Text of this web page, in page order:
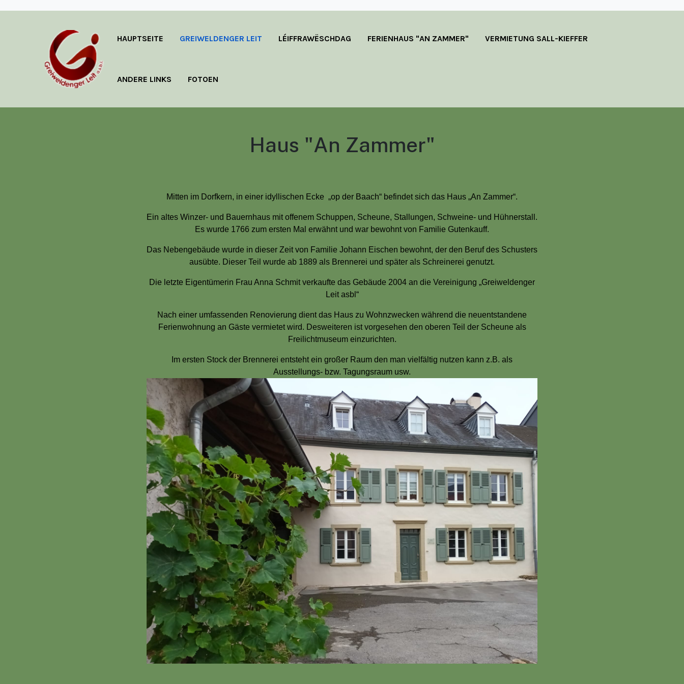
HAUPTSEITE GREIWELDENGER LEIT LÉIFFRAWËSCHDAG FERIENHAUS "AN ZAMMER" VERMIETUNG SALL-KIEFFER
ANDERE LINKS FOTOEN
Haus "An Zammer"
Mitten im Dorfkern, in einer idyllischen Ecke „op der Baach“ befindet sich das Haus „An Zammer“.
Ein altes Winzer- und Bauernhaus mit offenem Schuppen, Scheune, Stallungen, Schweine- und Hühnerstall.
Es wurde 1766 zum ersten Mal erwähnt und war bewohnt von Familie Gutenkauff.
Das Nebengebäude wurde in dieser Zeit von Familie Johann Eischen bewohnt, der den Beruf des Schusters
ausübte. Dieser Teil wurde ab 1889 als Brennerei und später als Schreinerei genutzt.
Die letzte Eigentümerin Frau Anna Schmit verkaufte das Gebäude 2004 an die Vereinigung „Greiweldenger
Leit asbl“
Nach einer umfassenden Renovierung dient das Haus zu Wohnzwecken während die neuentstandene
Ferienwohnung an Gäste vermietet wird. Desweiteren ist vorgesehen den oberen Teil der Scheune als
Freilichtmuseum einzurichten.
Im ersten Stock der Brennerei entsteht ein großer Raum den man vielfältig nutzen kann z.B. als
Ausstellungs- bzw. Tagungsraum usw.